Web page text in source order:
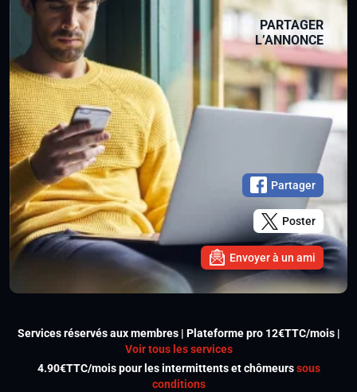
PARTAGER
L’ANNONCE
Partager
Poster
Envoyer à un ami
Services réservés aux membres | Plateforme pro 12€TTC/mois |
Voir tous les services
4.90€TTC/mois pour les intermittents et chômeurssous
conditions